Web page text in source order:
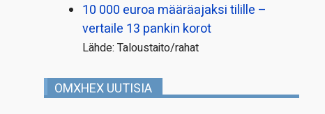
10 000 euroa määräajaksi tilille –
vertaile 13 pankin korot
Lähde: Taloustaito/rahat
OMXHEX UUTISIA